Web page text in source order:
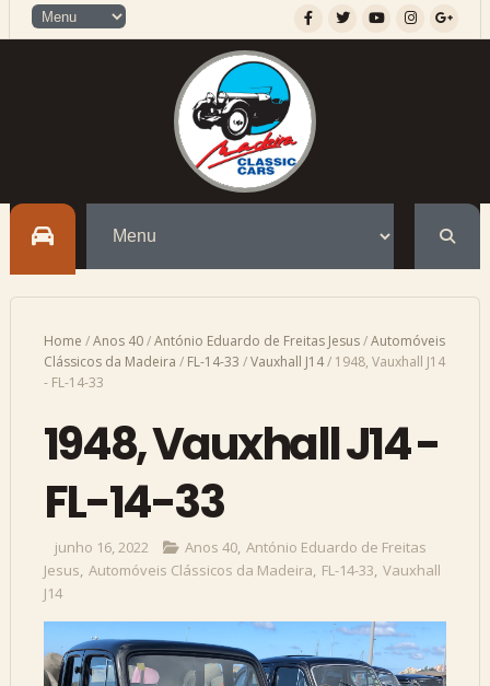
Home /Anos 40/António Eduardo de Freitas Jesus/Automóveis
Clássicos da Madeira / FL-14-33 /Vauxhall J14/ 1948, Vauxhall J14
- FL-14-33
1948, Vauxhall J14 -
FL-14-33
junho 16, 2022 Anos 40, António Eduardo de Freitas
Jesus, Automóveis Clássicos da Madeira, FL-14-33, Vauxhall
J14